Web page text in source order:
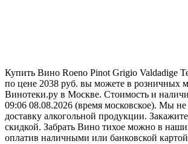
Купить Вино Roeno Pinot Grigio Valdadige
по цене 2038 руб. вы можете в розничных
Винотеки.ру в Москве. Стоимость и
09:06 08.08.2026 (время московское). Мы
доставку алкогольной продукции.
скидкой. Забрать Вино тихое можно в
оплатив наличными или банковской